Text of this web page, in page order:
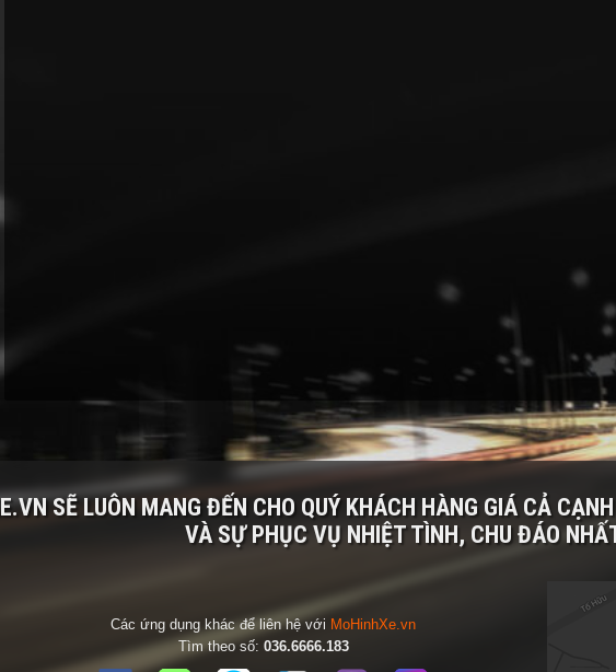
SẼ LUÔN MANG ĐẾN CHO QUÝ KHÁCH HÀNG GIÁ CẢ
VÀ SỰ PHỤC VỤ NHIỆT TÌNH, CHU ĐÁO
Các ứng dụng khác để liên hệ với MoHinhXe.vn
Tìm theo số: 036.6666.183